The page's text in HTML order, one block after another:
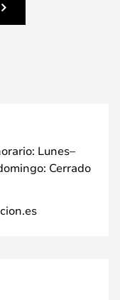
Lunes–
Cerrado